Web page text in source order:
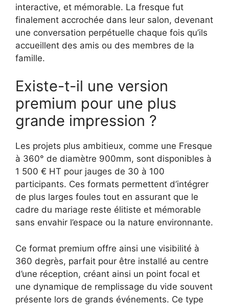
interactive, et mémorable. La fresque fut
finalement accrochée dans leur salon, devenant
une conversation perpétuelle chaque fois qu’ils
accueillent des amis ou des membres de la
famille.
Existe-t-il une version
premium pour une plus
grande impression ?
Les projets plus ambitieux, comme une Fresque
à 360° de diamètre 900mm, sont disponibles à
1 500 € HT pour jauges de 30 à 100
participants. Ces formats permettent d’intégrer
de plus larges foules tout en assurant que le
cadre du mariage reste élitiste et mémorable
sans envahir l’espace ou la nature environnante.
Ce format premium offre ainsi une visibilité à
360 degrès, parfait pour être installé au centre
d’une réception, créant ainsi un point focal et
une dynamique de remplissage du vide souvent
présente lors de grands événements. Ce type